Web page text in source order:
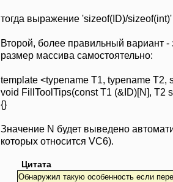
тогда выражение 'sizeof(ID)/
Второй, более правильный вариант -
размер массива самостоятельно:
template <typename T1, typename T2,
void FillToolTips(const T1 (&ID)[N], T2
{}
Значение N будет выведено
которых относится VC6).
Цитата
Обнаружил такую особенность если